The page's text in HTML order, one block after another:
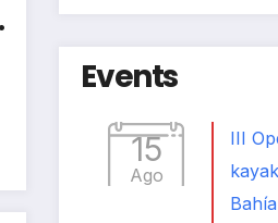
Events
15
Ago
III